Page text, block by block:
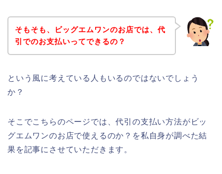
そもそも、ビッグエムワンのお店では、代
引でのお支払いってできるの？
という風に考えている人もいるのではないでしょう
か？
そこでこちらのページでは、代引の支払い方法がビッ
グエムワンのお店で使えるのか？を私自身が調べた結
果を記事にさせていただきます。